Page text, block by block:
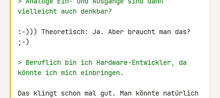
vielleicht auch denkbar?
:-))) Theoretisch: Ja. Aber braucht man das?
;-)
> Beruflich bin ich Hardware-Entwickler, da
könnte ich mich einbringen.
Das klingt schon mal gut. Man könnte natürlich